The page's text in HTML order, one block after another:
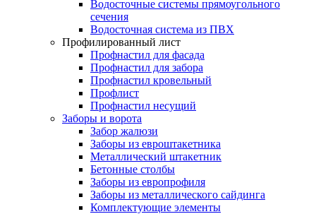
Водосточные системы прямоугольного
сечения
Водосточная система из ПВХ
Профилированный лист
Профнастил для фасада
Профнастил для забора
Профнастил кровельный
Профлист
Профнастил несущий
Заборы и ворота
Забор жалюзи
Заборы из евроштакетника
Металлический штакетник
Бетонные столбы
Заборы из европрофиля
Заборы из металлического сайдинга
Комплектующие элементы